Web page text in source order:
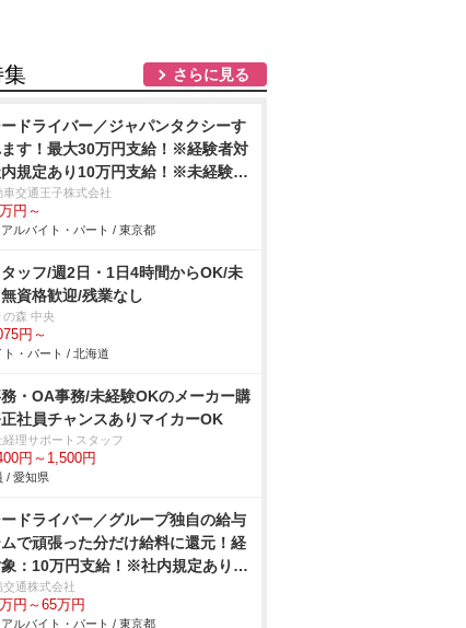
さらに見る
ドライバー／ジャパンタクシーす
ます！最大30万円支給！※経験者対
規定あり10万円支給！※未経験者
内規定あり給与保証制度あり：乗
ら8ヶ月間35万円その後4ヶ月間
1年間の給与保証を支給！※未経
社宅（単身寮）完備！家賃35,000
から12ヵ月間）退職金制度あり！
務員大募集しております。女性特集
社の特徴をチェック
車交通王子株式会社
円～
ルバイト・パート / 東京都
ッフ/週2日・1日4時間からOK/未
資格歓迎/残業なし
の森 中央
円～
ト・パート / 北海道
・OA事務/未経験OKのメーカー購
社員チャンスありマイカーOK
経理サポートスタッフ
円～1,500円
/ 愛知県
ドライバー／グループ独自の給与
で頑張った分だけ給料に還元！経
：10万円支給！※社内規定あり未
象：6ヶ月間35万円の給料保障制
プリ専門その他ハイヤードライバ
交通株式会社
円～65万円
ルバイト・パート / 東京都